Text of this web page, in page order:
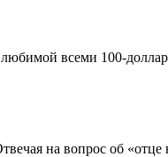
всеми 100-
на вопрос об